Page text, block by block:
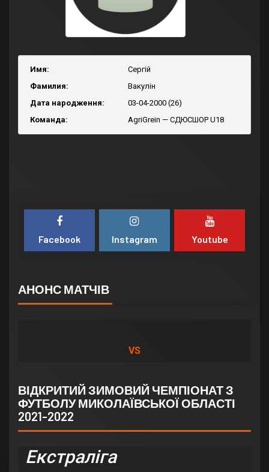
Имя:
Сергій
Фамилия:
Вакулін
Дата народження:
03-04-2000 (26)
Команда:
AgriGrein — СДЮСШОР U18
Facebook Instagram Youtube
АНОНС МАТЧІВ
VS
ВІДКРИТИЙ ЗИМОВИЙ ЧЕМПІОНАТ З
ФУТБОЛУ МИКОЛАЇВСЬКОЇ ОБЛАСТІ
2021-2022
Екстраліга